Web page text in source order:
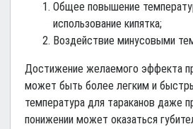
Общее повышение
использование кипятка;
Воздействие минусовыми
Достижение желаемого эффекта
может быть более легким и
температура для тараканов даже
понижении может оказаться